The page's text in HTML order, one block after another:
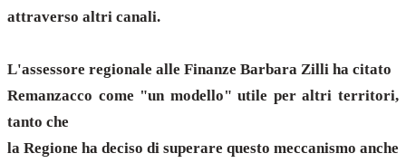
attraverso altri canali.
L'assessore regionale alle Finanze Barbara Zilli ha citato
Remanzacco come "un modello" utile per altri territori,
tanto che
la Regione ha deciso di superare questo meccanismo anche